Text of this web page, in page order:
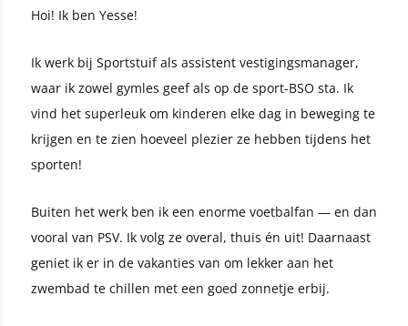
Hoi! Ik ben Yesse!
Ik werk bij Sportstuif als assistent vestigingsmanager,
waar ik zowel gymles geef als op de sport-BSO sta. Ik
vind het superleuk om kinderen elke dag in beweging te
krijgen en te zien hoeveel plezier ze hebben tijdens het
sporten!
Buiten het werk ben ik een enorme voetbalfan — en dan
vooral van PSV. Ik volg ze overal, thuis én uit! Daarnaast
geniet ik er in de vakanties van om lekker aan het
zwembad te chillen met een goed zonnetje erbij.